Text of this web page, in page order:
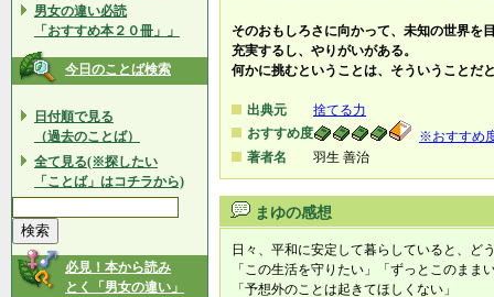
男女の違い必読
「おすすめ本２０冊」」
今日のことば検索
日付順で見る
（過去のことば）
全て見る(※探したい
「ことば」はコチラから)
必見！本から読み
とく「男女の違い」
そのおもしろさに向かって、未知の世界を
充実するし、やりがいがある。
何かに挑むということは、そういうことだ
出典元
捨てる力
おすすめ度
※おすすめ
著者名
羽生 善治
まゆの感想
日々、平和に安定して暮らしていると、ど
「この生活を守りたい」「ずっとこのまま
「予想外のことは起きてほしくない」